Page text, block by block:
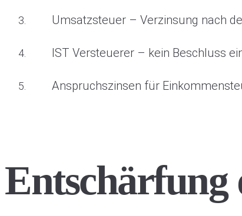
Umsatzsteuer – Verzinsung nach
IST Versteuerer – kein Beschluss
Anspruchszinsen für
Entschärfung